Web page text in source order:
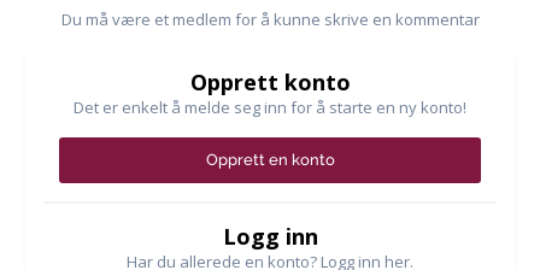
Du må være et medlem for å kunne skrive en kommentar
Opprett konto
Det er enkelt å melde seg inn for å starte en ny konto!
Opprett en konto
Logg inn
Har du allerede en konto? Logg inn her.